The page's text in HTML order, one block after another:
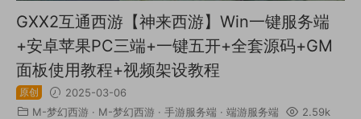
GXX2互通西游【神来西游】Win一键服务端
+安卓苹果PC三端+一键五开+全套源码+GM
面板使用教程+视频架设教程
原创
2025-03-06
M-梦幻西游 · M-梦幻西游 · 手游服务端 · 端游服务端
2.59k